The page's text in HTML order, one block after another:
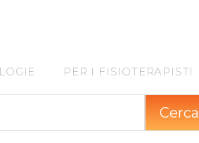
PER I FISIOTERAPISTI
Cerca